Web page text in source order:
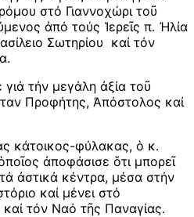
στό Γιαννοχώρι τοῦ
ἀπό τούς Ἱερεῖς π. Ἠλία
Σωτηρίου καί τόν
τήν μεγάλη ἀξία τοῦ
Προφήτης, Ἀπόστολος καί
κάτοικος-φύλακας, ὁ κ.
ἀποφάσισε ὅτι μπορεῖ
ἀστικά κέντρα, μέσα στήν
καί μένει στό
καί τόν Ναό τῆς Παναγίας.